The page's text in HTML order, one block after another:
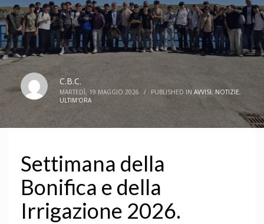
C.B.C.
MARTEDÌ, 19 MAGGIO 2026 / PUBLISHED IN AVVISI, NOTIZIE,
ULTIM'ORA
Settimana della
Bonifica e della
Irrigazione 2026.